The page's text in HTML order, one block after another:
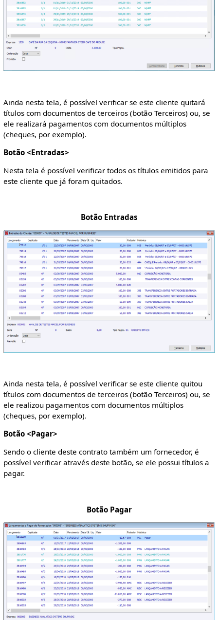
Ainda nesta tela, é possível verificar se este cliente quitará
títulos com documentos de terceiros (botão Terceiros) ou, se
ele realizará pagamentos com documentos múltiplos
(cheques, por exemplo).
Botão <Entradas>
Nesta tela é possível verificar todos os títulos emitidos para
este cliente que já foram quitados.
Botão Entradas
Ainda nesta tela, é possível verificar se este cliente quitou
títulos com documentos de terceiros (botão Terceiros) ou, se
ele realizou pagamentos com documentos múltiplos
(cheques, por exemplo).
Botão <Pagar>
Sendo o cliente deste contrato também um fornecedor, é
possível verificar através deste botão, se ele possui títulos a
pagar.
Botão Pagar